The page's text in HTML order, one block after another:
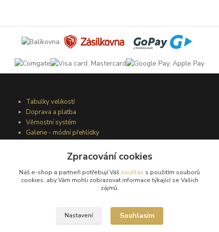
Tabulky velikostí
Doprava a platba
Věrnostní systém
Galerie - módní přehlídky
Obchodní podmínky
Zpracování cookies
Náš e-shop a partneři potřebují Váš souhlas s použitím souborů
cookies, aby Vám mohli zobrazovat informace týkající se Vašich
zájmů.
Nastavení Souhlasím